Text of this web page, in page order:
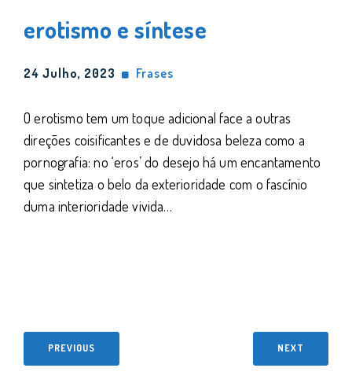
erotismo e síntese
24 Julho, 2023 Frases
O erotismo tem um toque adicional face a outras
direções coisificantes e de duvidosa beleza como a
pornografia: no ‘eros’ do desejo há um encantamento
que sintetiza o belo da exterioridade com o fascínio
duma interioridade vivida…
PREVIOUS NEXT